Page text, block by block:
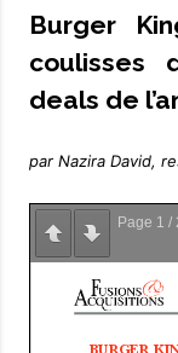
Burger
coulisses
deals de
par Nazira David,
Page 1 /